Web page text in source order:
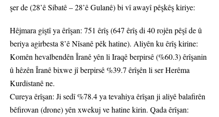
şer de (28’ê Sibatê – 28’ê Gulanê) bi vî awayî pêşkêş kiriye:
Hêjmara giştî ya êrîşan: 751 êrîş (647 êrîş di 40 rojên pêşî de û
beriya agirbesta 8’ê Nîsanê pêk hatine). Aliyên ku êrîş kirine:
Komên hevalbendên Îranê yên li Iraqê berpirsê (%60.3) êrîşanin
û hêzên Îranê bixwe jî berpirsê %39.7 êrîşên li ser Herêma
Kurdistanê ne.
Cureya êrîşan: Ji sedî %78.4 ya tevahiya êrîşan ji aliyê balafirên
bêfirovan (drone) yên xwekuj ve hatine kirin. Qada êrîşan: